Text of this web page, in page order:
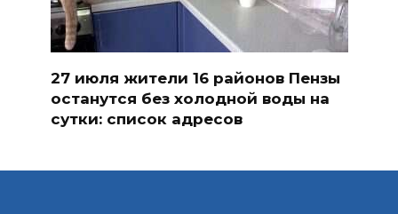
27 июля жители 16 районов Пензы
останутся без холодной воды на
сутки: список адресов